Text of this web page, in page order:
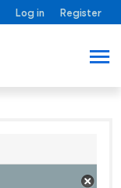
Log in Register